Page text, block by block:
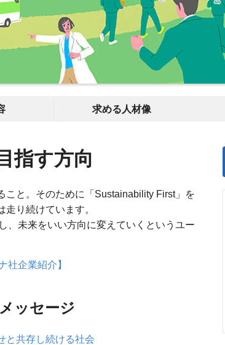
求める人材像
指す方向
こと。そのために「Sustainability First」を
り続けています。
、未来をいい方向に変えていくというユー
社企業紹介】
ッセージ
と共存し続ける社会